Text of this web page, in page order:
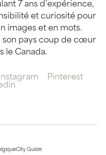
7 ans d’expérience,
et curiosité pour
images et en mots.
son pays coup de cœur
le Canada.
Pinterest
City Guide